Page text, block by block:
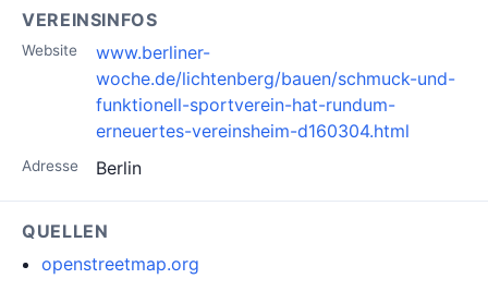
VEREINSINFOS
Website
www.berliner-
woche.de/lichtenberg/bauen/schmuck-und-
funktionell-sportverein-hat-rundum-
erneuertes-vereinsheim-d160304.html
Adresse Berlin
QUELLEN
openstreetmap.org